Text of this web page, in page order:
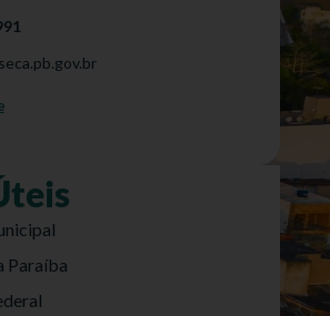
Paraíba